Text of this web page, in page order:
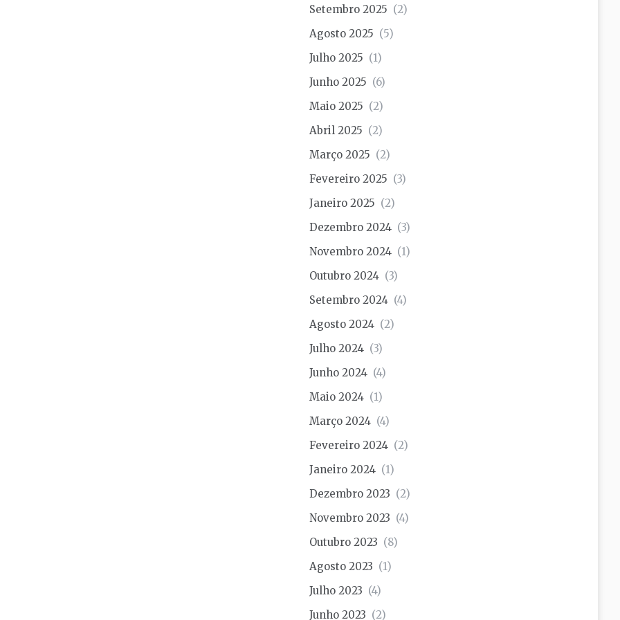
Setembro 2025 (2)
Agosto 2025 (5)
Julho 2025 (1)
Junho 2025 (6)
Maio 2025 (2)
Abril 2025 (2)
Março 2025 (2)
Fevereiro 2025 (3)
Janeiro 2025 (2)
Dezembro 2024 (3)
Novembro 2024 (1)
Outubro 2024 (3)
Setembro 2024 (4)
Agosto 2024 (2)
Julho 2024 (3)
Junho 2024 (4)
Maio 2024 (1)
Março 2024 (4)
Fevereiro 2024 (2)
Janeiro 2024 (1)
Dezembro 2023 (2)
Novembro 2023 (4)
Outubro 2023 (8)
Agosto 2023 (1)
Julho 2023 (4)
Junho 2023 (2)